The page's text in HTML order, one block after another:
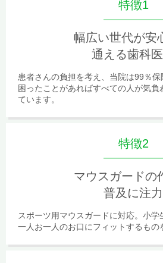
特徴1
幅広い世代が安
通える歯科
患者さんの負担を考え、当院は99％
困ったことがあればすべての人が気負
ています。
特徴2
マウスガードの
普及に注力
スポーツ用マウスガードに対応。小学
一人お一人のお口にフィットするもの